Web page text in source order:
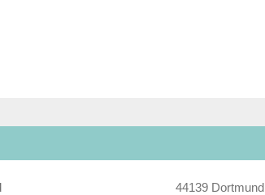
44139 Dortmund